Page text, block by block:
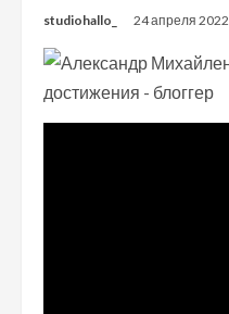
studiohallo_ 24 апреля 2022